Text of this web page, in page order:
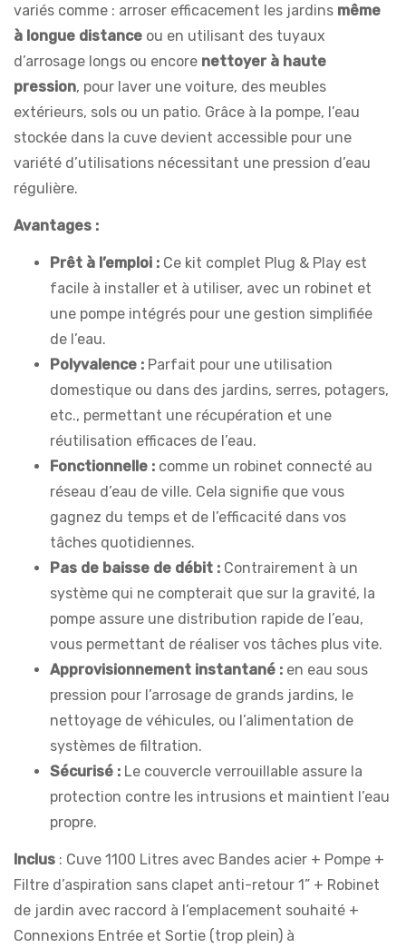
variés comme : arroser efficacement les jardins même
à longue distance ou en utilisant des tuyaux
d’arrosage longs ou encore nettoyer à haute
pression, pour laver une voiture, des meubles
extérieurs, sols ou un patio. Grâce à la pompe, l’eau
stockée dans la cuve devient accessible pour une
variété d’utilisations nécessitant une pression d’eau
régulière.
Avantages :
Prêt à l’emploi : Ce kit complet Plug & Play est
facile à installer et à utiliser, avec un robinet et
une pompe intégrés pour une gestion simplifiée
de l’eau.
Polyvalence : Parfait pour une utilisation
domestique ou dans des jardins, serres, potagers,
etc., permettant une récupération et une
réutilisation efficaces de l’eau.
Fonctionnelle : comme un robinet connecté au
réseau d’eau de ville. Cela signifie que vous
gagnez du temps et de l’efficacité dans vos
tâches quotidiennes.
Pas de baisse de débit : Contrairement à un
système qui ne compterait que sur la gravité, la
pompe assure une distribution rapide de l’eau,
vous permettant de réaliser vos tâches plus vite.
Approvisionnement instantané : en eau sous
pression pour l’arrosage de grands jardins, le
nettoyage de véhicules, ou l’alimentation de
systèmes de filtration.
Sécurisé : Le couvercle verrouillable assure la
protection contre les intrusions et maintient l’eau
propre.
Inclus : Cuve 1100 Litres avec Bandes acier + Pompe +
Filtre d’aspiration sans clapet anti-retour 1” + Robinet
de jardin avec raccord à l’emplacement souhaité +
Connexions Entrée et Sortie (trop plein) à